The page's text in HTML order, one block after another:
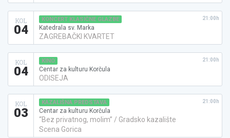
KOL
04
KONCERT KLASIČNE GLAZBE
Katedrala sv. Marka
ZAGREBAČKI KVARTET
21:00h
KOL
04
KINO
Centar za kulturu Korčula
ODISEJA
21:00h
KOL
03
KAZALIŠNA PREDSTAVA
Centar za kulturu Korčula
“Bez privatnog, molim” / Gradsko kazalište
Scena Gorica
21:00h